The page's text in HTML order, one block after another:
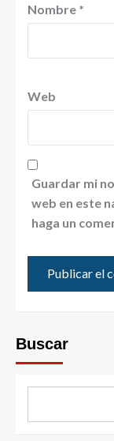
Nombre *
Web
Guardar mi
web en este
haga un
Buscar